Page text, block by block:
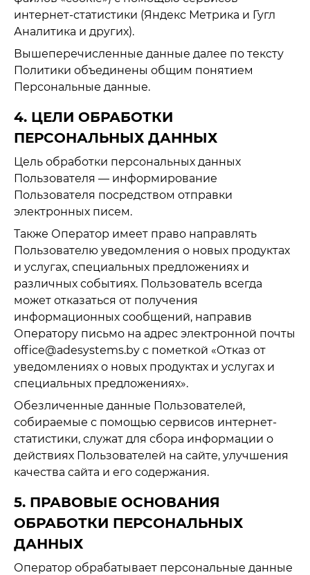
интернет-статистики (Яндекс Метрика и Гугл
Аналитика и других).
Вышеперечисленные данные далее по тексту
Политики объединены общим понятием
Персональные данные.
4. ЦЕЛИ ОБРАБОТКИ
ПЕРСОНАЛЬНЫХ ДАННЫХ
Цель обработки персональных данных
Пользователя — информирование
Пользователя посредством отправки
электронных писем.
Также Оператор имеет право направлять
Пользователю уведомления о новых продуктах
и услугах, специальных предложениях и
различных событиях. Пользователь всегда
может отказаться от получения
информационных сообщений, направив
Оператору письмо на адрес электронной почты
office@adesystems.by с пометкой «Отказ от
уведомлениях о новых продуктах и услугах и
специальных предложениях».
Обезличенные данные Пользователей,
собираемые с помощью сервисов интернет-
статистики, служат для сбора информации о
действиях Пользователей на сайте, улучшения
качества сайта и его содержания.
5. ПРАВОВЫЕ ОСНОВАНИЯ
ОБРАБОТКИ ПЕРСОНАЛЬНЫХ
ДАННЫХ
Оператор обрабатывает персональные данные